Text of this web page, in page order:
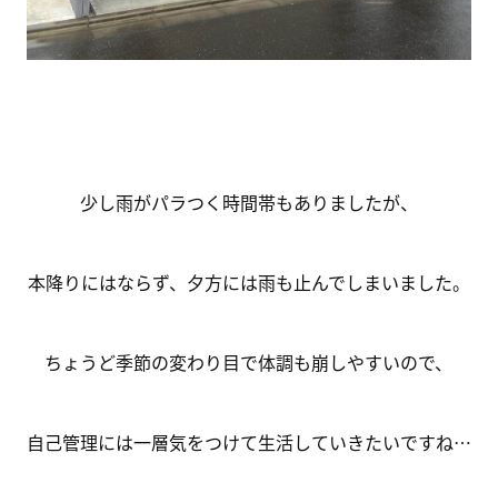
少し雨がパラつく時間帯もありましたが、
本降りにはならず、夕方には雨も止んでしまいました。
ちょうど季節の変わり目で体調も崩しやすいので、
自己管理には一層気をつけて生活していきたいですね…